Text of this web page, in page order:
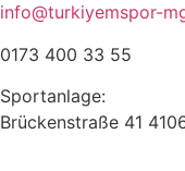
info@turkiyemspor-
0173 400 33 55
Sportanlage:
Brückenstraße 41